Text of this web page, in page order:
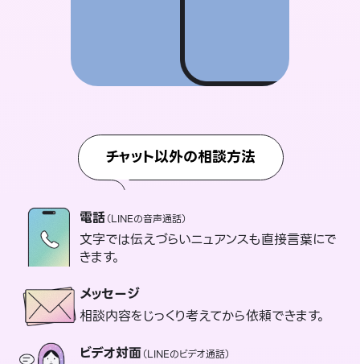
チャット以外の相談方法
電話（LINEの音声通話）
文字では伝えづらいニュアンスも直接言葉にで
きます。
メッセージ
相談内容をじっくり考えてから依頼できます。
ビデオ対面（LINEのビデオ通話）